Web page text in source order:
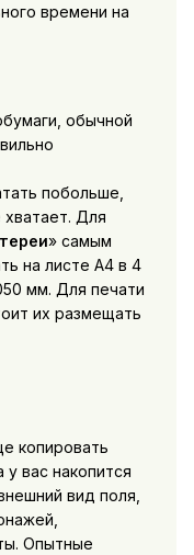
времени на
обычной
побольше,
Для
» самым
на листе А4 в 4
мм. Для печати
их размещать
копировать
вас накопится
вид поля,
Опытные